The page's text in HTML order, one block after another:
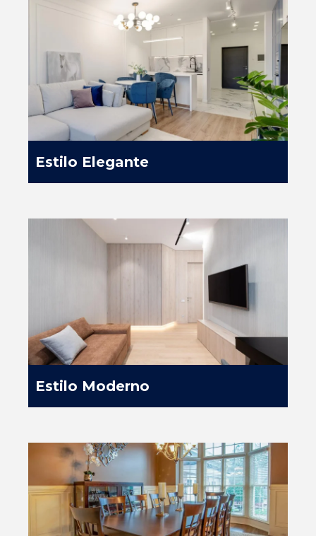
Estilo Elegante
Estilo Moderno